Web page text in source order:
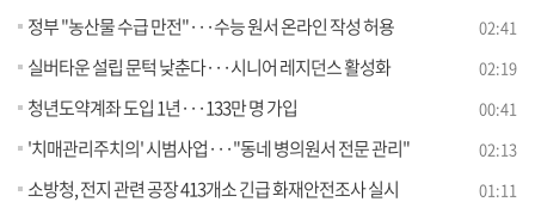
정부 "농산물 수급 만전"···수능 원서 온라인 작성 허용 02:41
실버타운 설립 문턱 낮춘다···시니어 레지던스 활성화 02:19
청년도약계좌 도입 1년···133만 명 가입 00:41
'치매관리주치의' 시범사업···"동네 병의원서 전문 관리" 02:13
소방청, 전지 관련 공장 413개소 긴급 화재안전조사 실시 01:11